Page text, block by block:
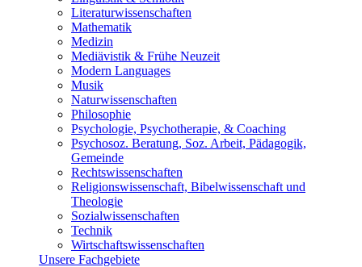
Literaturwissenschaften
Mathematik
Medizin
Mediävistik & Frühe Neuzeit
Modern Languages
Musik
Naturwissenschaften
Philosophie
Psychologie, Psychotherapie, & Coaching
Psychosoz. Beratung, Soz. Arbeit, Pädagogik,
Gemeinde
Rechtswissenschaften
Religionswissenschaft, Bibelwissenschaft und
Theologie
Sozialwissenschaften
Technik
Wirtschaftswissenschaften
Unsere Fachgebiete